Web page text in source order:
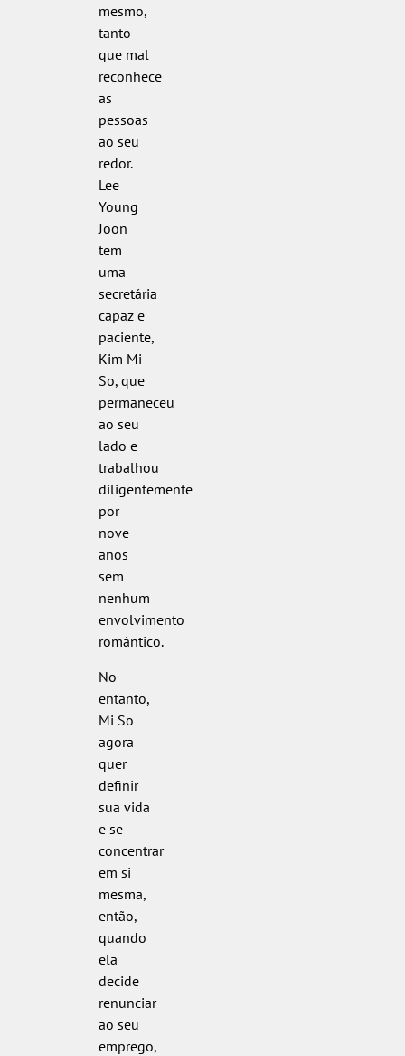
mesmo,
tanto
que mal
reconhece
as
pessoas
ao seu
redor.
Lee
Young
Joon
tem
uma
secretária
capaz e
paciente,
Kim Mi
So, que
permaneceu
ao seu
lado e
trabalhou
diligentemente
por
nove
anos
sem
nenhum
envolvimento
romântico.
No
entanto,
Mi So
agora
quer
definir
sua vida
e se
concentrar
em si
mesma,
então,
quando
ela
decide
renunciar
ao seu
emprego,